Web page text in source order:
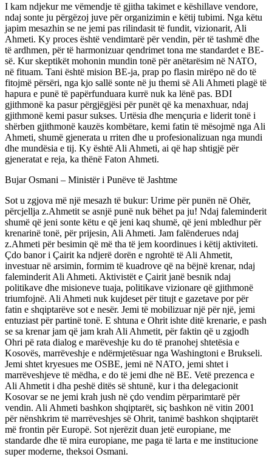
I kam ndjekur me vëmendje të gjitha takimet e këshillave vendore,
ndaj sonte ju përgëzoj juve për organizimin e këtij tubimi. Nga këtu
japim mesazhin se ne jemi pas rilindasit të fundit, vizionarit, Ali
Ahmeti. Ky proces është vendimtarë për vendin, për të tashmë dhe
të ardhmen, për të harmonizuar qendrimet tona me standardet e BE-
së. Kur skeptikët mohonin mundin tonë për anëtarësim në NATO,
në fituam. Tani është mision BE-ja, prap po flasin mirëpo në do të
fitojmë përsëri, nga kjo sallë sonte në ju themi së Ali Ahmeti plagë të
hapura e punë të papërfunduara kurrë nuk ka lënë pas. BDI
gjithmonë ka pasur përgjëgjësi për punët që ka menaxhuar, ndaj
gjithmonë kemi pasur sukses. Urtësia dhe mençuria e liderit tonë i
shërben gjithmonë kauzës kombëtare, kemi fatin të mësojmë nga Ali
Ahmeti, shumë gjenerata u rriten dhe u profesionalizuan nga mundi
dhe mundësia e tij. Ky është Ali Ahmeti, ai që hap shtigjë për
gjeneratat e reja, ka thënë Faton Ahmeti.
Bujar Osmani – Ministër i Punëve të Jashtme
Sot u zgjova më një mesazh të bukur: Urime për punën në Ohër,
përcjellja z.Ahmetit se asnjë punë nuk bëhet pa ju! Ndaj faleminderit
shumë që jeni sonte këtu e që jeni kaq shumë, që jeni mbledhur për
krenarinë tonë, për prijesin, Ali Ahmeti. Jam falënderues ndaj
z.Ahmeti për besimin që më tha të jem koordinues i këtij aktiviteti.
Çdo banor i Çairit ka ndjerë dorën e ngrohtë të Ali Ahmetit,
investuar në arsimin, formim të kuadrove që na bëjnë krenar, ndaj
faleminderit Ali Ahmeti. Aktivistët e Çairit janë besnik ndaj
politikave dhe misioneve tuaja, politikave vizionare që gjithmonë
triumfojnë. Ali Ahmeti nuk kujdeset për titujt e gazetave por për
fatin e shqiptarëve sot e nesër. Jemi të mobilizuar një për një, jemi
entuziast për partinë tonë. E shtuna e Ohrit ishte ditë krenarie, e pash
se sa krenar jam që jam krah Ali Ahmetit, për faktin që u zgjodh
Ohri pë rata dialog e marëveshje ku do të pranohej shtetësia e
Kosovës, marrëveshje e ndërmjetësuar nga Washingtoni e Brukseli.
Jemi shtet kryesues me OSBE, jemi në NATO, jemi shtet i
marrëveshjeve të mëdha, e do të jemi dhe në BE. Vetë prezenca e
Ali Ahmetit i dha peshë ditës së shtunë, kur i tha delegacionit
Kosovar se ne jemi krah jush në çdo vendim përparimtarë për
vendin. Ali Ahmeti bashkon shqiptarët, siç bashkon në vitin 2001
për nënshkrim të marrëveshjes së Ohrit, tanimë bashkon shqiptarët
më frontin për Europë. Sot njerëzit duan jetë europiane, me
standarde dhe të mira europiane, me paga të larta e me institucione
super moderne, theksoi Osmani.